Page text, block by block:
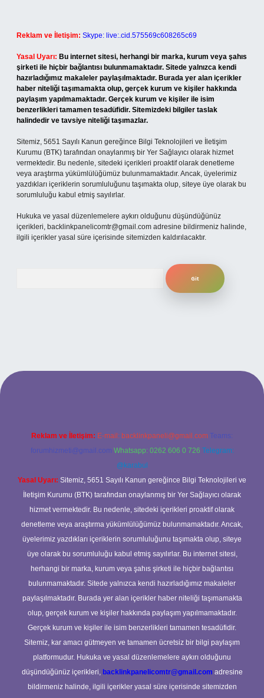
Reklam ve İletişim: Skype: live:.cid.575569c608265c69
Yasal Uyarı: Bu internet sitesi, herhangi bir marka, kurum veya şahıs
şirketi ile hiçbir bağlantısı bulunmamaktadır. Sitede yalnızca kendi
hazırladığımız makaleler paylaşılmaktadır. Burada yer alan içerikler
haber niteliği taşımamakta olup, gerçek kurum ve kişiler hakkında
paylaşım yapılmamaktadır. Gerçek kurum ve kişiler ile isim
benzerlikleri tamamen tesadüfidir. Sitemizdeki bilgiler taslak
halindedir ve tavsiye niteliği taşımazlar.
Sitemiz, 5651 Sayılı Kanun gereğince Bilgi Teknolojileri ve İletişim
Kurumu (BTK) tarafından onaylanmış bir Yer Sağlayıcı olarak hizmet
vermektedir. Bu nedenle, sitedeki içerikleri proaktif olarak denetleme
veya araştırma yükümlülüğümüz bulunmamaktadır. Ancak, üyelerimiz
yazdıkları içeriklerin sorumluluğunu taşımakta olup, siteye üye olarak bu
sorumluluğu kabul etmiş sayılırlar.
Hukuka ve yasal düzenlemelere aykırı olduğunu düşündüğünüz
içerikleri, backlinkpanelicomtr@gmail.com adresine bildirmeniz halinde,
ilgili içerikler yasal süre içerisinde sitemizden kaldırılacaktır.
ilbet giriş adresi
Reklam ve İletişim: E-mail: backlinkpaneli@gmail.com Teams:
forumhizmeti@gmail.com Whatsapp: 0262 606 0 726 Telegram:
@karabul
Yasal Uyarı: Sitemiz, 5651 Sayılı Kanun gereğince Bilgi Teknolojileri ve
İletişim Kurumu (BTK) tarafından onaylanmış bir Yer Sağlayıcı olarak
hizmet vermektedir. Bu nedenle, sitedeki içerikleri proaktif olarak
denetleme veya araştırma yükümlülüğümüz bulunmamaktadır. Ancak,
üyelerimiz yazdıkları içeriklerin sorumluluğunu taşımakta olup, siteye
üye olarak bu sorumluluğu kabul etmiş sayılırlar. Bu internet sitesi,
herhangi bir marka, kurum veya şahıs şirketi ile hiçbir bağlantısı
bulunmamaktadır. Sitede yalnızca kendi hazırladığımız makaleler
paylaşılmaktadır. Burada yer alan içerikler haber niteliği taşımamakta
olup, gerçek kurum ve kişiler hakkında paylaşım yapılmamaktadır.
Gerçek kurum ve kişiler ile isim benzerlikleri tamamen tesadüfidir.
Sitemiz, kar amacı gütmeyen ve tamamen ücretsiz bir bilgi paylaşım
platformudur. Hukuka ve yasal düzenlemelere aykırı olduğunu
düşündüğünüz içerikleri, backlinkpanelicomtr@gmail.com adresine
bildirmeniz halinde, ilgili içerikler yasal süre içerisinde sitemizden